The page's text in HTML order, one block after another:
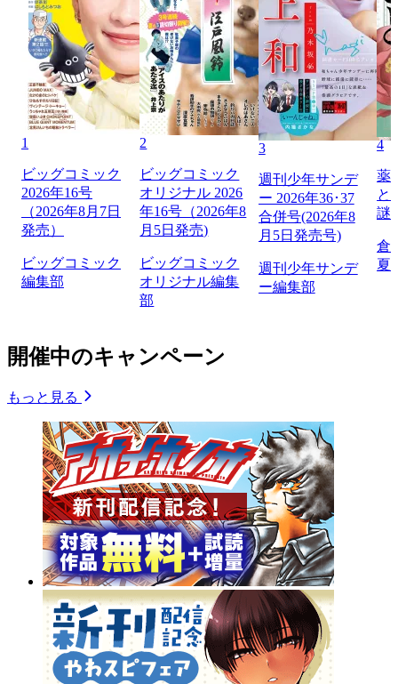
1
ビッグコミック
2026年16号
（2026年8月7日
発売）
ビッグコミック
編集部
2
ビッグコミック
オリジナル 2026
年16号（2026年8
月5日発売)
ビッグコミック
オリジナル編集
部
3
週刊少年サンデ
ー 2026年36･37
合併号(2026年8
月5日発売号)
週刊少年サンデ
ー編集部
4
薬
と
謎
倉
夏
開催中のキャンペーン
もっと見る